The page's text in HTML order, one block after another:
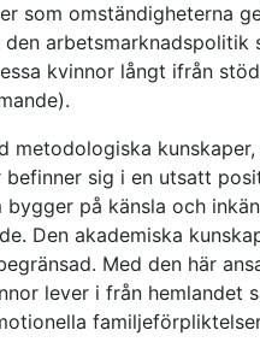
som omständigheterna
kvinnor långt ifrån
metodologiska
sig i en utsatt
på känsla och
Den akademiska
Med den här
lever i från hemlandet